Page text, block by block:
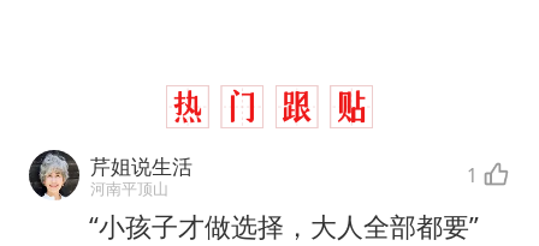
芹姐说生活
河南平顶山 1
“小孩子才做选择，大人全部都要”